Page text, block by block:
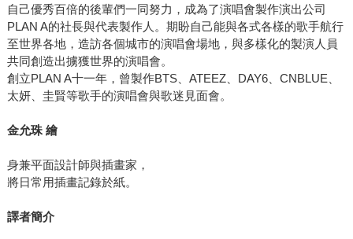
自己優秀百倍的後輩們一同努力，成為了演唱會製作演出公司
PLAN A的社長與代表製作人。期盼自己能與各式各樣的歌手航行
至世界各地，造訪各個城市的演唱會場地，與多樣化的製演人員
共同創造出擄獲世界的演唱會。
創立PLAN A十一年，曾製作BTS、ATEEZ、DAY6、CNBLUE、
太妍、圭賢等歌手的演唱會與歌迷見面會。
金允珠 繪
身兼平面設計師與插畫家，
將日常用插畫記錄於紙。
譯者簡介